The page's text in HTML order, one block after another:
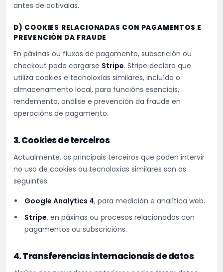
antes de activalas.
D) COOKIES RELACIONADAS CON PAGAMENTOS E
PREVENCIÓN DA FRAUDE
En páxinas ou fluxos de pagamento, subscrición ou
checkout pode cargarse Stripe. Stripe declara que
utiliza cookies e tecnoloxías similares, incluído o
almacenamento local, para funcións esenciais,
rendemento, análise e prevención da fraude en
operacións de pagamento.
3. Cookies de terceiros
Actualmente, os principais terceiros que poden intervir
no uso de cookies ou tecnoloxías similares son os
seguintes:
Google Analytics 4, para medición e analítica web.
Stripe, en páxinas ou procesos relacionados con
pagamentos ou subscricións.
4. Transferencias internacionais de datos